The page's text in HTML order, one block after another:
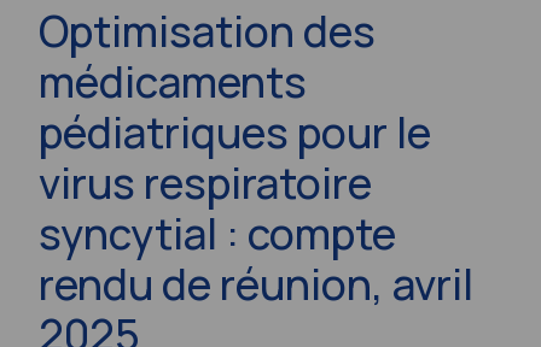
Optimisation des
médicaments
pédiatriques pour le
virus respiratoire
syncytial : compte
rendu de réunion, avril
2025